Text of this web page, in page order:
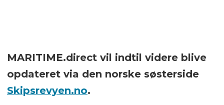
MARITIME.direct vil indtil videre blive
opdateret via den norske søsterside
Skipsrevyen.no.